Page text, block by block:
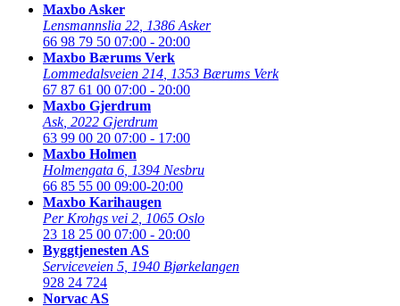
Maxbo Asker
Lensmannslia 22 1386 Asker
66 98 79 50 07:00 - 20:00
Maxbo Bærums Verk
Lommedalsveien 214 1353 Bærums Verk
67 87 61 00 07:00 - 20:00
Maxbo Gjerdrum
Ask, 2022 Gjerdrum
63 99 00 20 07:00 - 17:00
Maxbo Holmen
Holmengata 6 1394 Nesbru
66 85 55 00 09:00-20:00
Maxbo Karihaugen
Per Krohgs vei 2 1065 Oslo
23 18 25 00 07:00 - 20:00
Byggtjenesten AS
Serviceveien 5 1940 Bjørkelangen
928 24 724
Norvac AS